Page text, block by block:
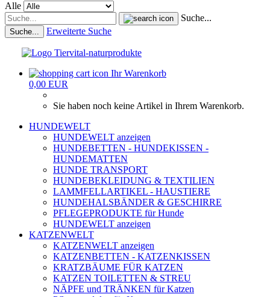
Alle
Suche...
Suche... Erweiterte Suche
Ihr Warenkorb
0,00 EUR
Sie haben noch keine Artikel in Ihrem Warenkorb.
HUNDEWELT
HUNDEWELT anzeigen
HUNDEBETTEN - HUNDEKISSEN -
HUNDEMATTEN
HUNDE TRANSPORT
HUNDEBEKLEIDUNG & TEXTILIEN
LAMMFELLARTIKEL - HAUSTIERE
HUNDEHALSBÄNDER & GESCHIRRE
PFLEGEPRODUKTE für Hunde
HUNDEWELT anzeigen
KATZENWELT
KATZENWELT anzeigen
KATZENBETTEN - KATZENKISSEN
KRATZBÄUME FÜR KATZEN
KATZEN TOILETTEN & STREU
NÄPFE und TRÄNKEN für Katzen